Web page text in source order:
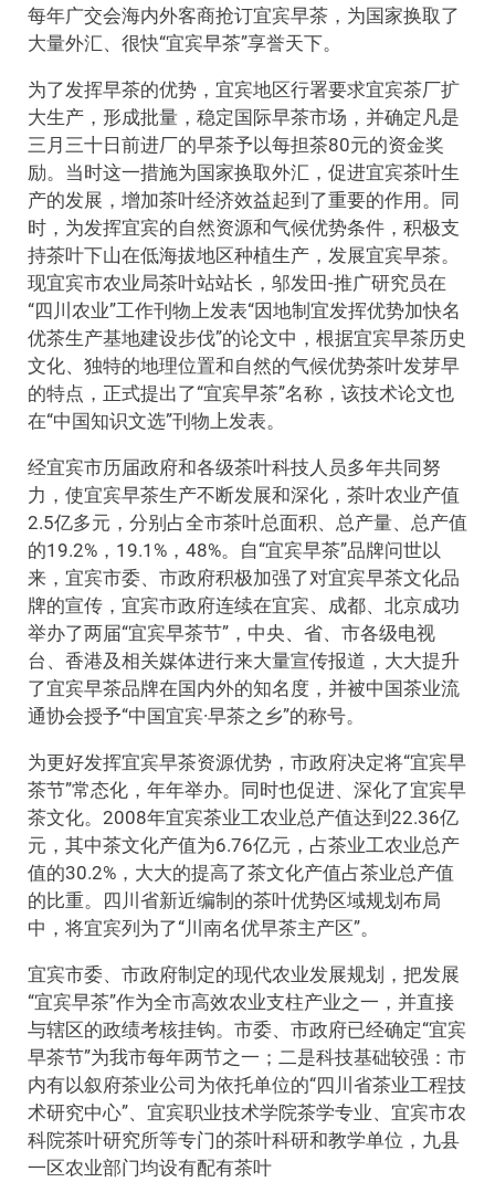
每年广交会海内外客商抢订宜宾早茶，为国家换取了
大量外汇、很快“宜宾早茶”享誉天下。
为了发挥早茶的优势，宜宾地区行署要求宜宾茶厂扩
大生产，形成批量，稳定国际早茶市场，并确定凡是
三月三十日前进厂的早茶予以每担茶80元的资金奖
励。当时这一措施为国家换取外汇，促进宜宾茶叶生
产的发展，增加茶叶经济效益起到了重要的作用。同
时，为发挥宜宾的自然资源和气候优势条件，积极支
持茶叶下山在低海拔地区种植生产，发展宜宾早茶。
现宜宾市农业局茶叶站站长，邬发田-推广研究员在
“四川农业”工作刊物上发表“因地制宜发挥优势加快名
优茶生产基地建设步伐”的论文中，根据宜宾早茶历史
文化、独特的地理位置和自然的气候优势茶叶发芽早
的特点，正式提出了“宜宾早茶”名称，该技术论文也
在“中国知识文选”刊物上发表。
经宜宾市历届政府和各级茶叶科技人员多年共同努
力，使宜宾早茶生产不断发展和深化，茶叶农业产值
2.5亿多元，分别占全市茶叶总面积、总产量、总产值
的19.2%，19.1%，48%。自“宜宾早茶”品牌问世以
来，宜宾市委、市政府积极加强了对宜宾早茶文化品
牌的宣传，宜宾市政府连续在宜宾、成都、北京成功
举办了两届“宜宾早茶节”，中央、省、市各级电视
台、香港及相关媒体进行来大量宣传报道，大大提升
了宜宾早茶品牌在国内外的知名度，并被中国茶业流
通协会授予“中国宜宾·早茶之乡”的称号。
为更好发挥宜宾早茶资源优势，市政府决定将“宜宾早
茶节”常态化，年年举办。同时也促进、深化了宜宾早
茶文化。2008年宜宾茶业工农业总产值达到22.36亿
元，其中茶文化产值为6.76亿元，占茶业工农业总产
值的30.2%，大大的提高了茶文化产值占茶业总产值
的比重。四川省新近编制的茶叶优势区域规划布局
中，将宜宾列为了“川南名优早茶主产区”。
宜宾市委、市政府制定的现代农业发展规划，把发展
“宜宾早茶”作为全市高效农业支柱产业之一，并直接
与辖区的政绩考核挂钩。市委、市政府已经确定“宜宾
早茶节”为我市每年两节之一；二是科技基础较强：市
内有以叙府茶业公司为依托单位的“四川省茶业工程技
术研究中心”、宜宾职业技术学院茶学专业、宜宾市农
科院茶叶研究所等专门的茶叶科研和教学单位，九县
一区农业部门均设有配有茶叶